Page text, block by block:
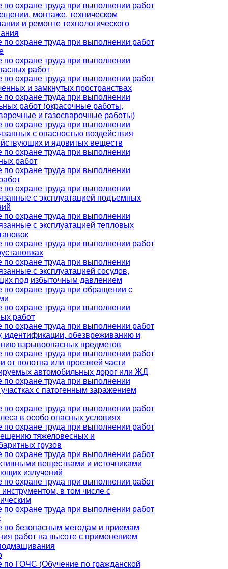
по охране труда при выполнении работ
монтаже, техническом
и ремонте технологического
по охране труда при выполнении работ
по охране труда при выполнении
работ
по охране труда при выполнении работ
и замкнутых пространствах
по охране труда при выполнении
работ (окрасочные работы,
и газосварочные работы)
по охране труда при выполнении
с опасностью воздействия
и ядовитых веществ
по охране труда при выполнении
работ
по охране труда при выполнении
по охране труда при выполнении
с эксплуатацией подъемных
по охране труда при выполнении
с эксплуатацией тепловых
по охране труда при выполнении работ
по охране труда при выполнении
с эксплуатацией сосудов,
под избыточным давлением
по охране труда при обращении с
по охране труда при выполнении
работ
по охране труда при выполнении работ
идентификации, обезвреживанию и
взрывоопасных предметов
по охране труда при выполнении работ
от полотна или проезжей части
автомобильных дорог или ЖД
по охране труда при выполнении
участках с патогенным заражением
по охране труда при выполнении работ
в особо опасных условиях
по охране труда при выполнении работ
тяжеловесных и
грузов
по охране труда при выполнении работ
веществами и источниками
излучений
по охране труда при выполнении работ
в том числе с
по охране труда при выполнении работ
по безопасным методам и приемам
работ на высоте с применением
по ГОЧС (Обучение по гражданской